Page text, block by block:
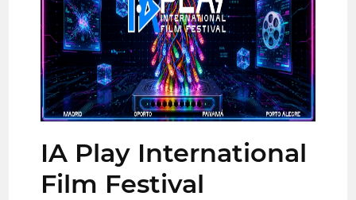
IA Play International
Film Festival